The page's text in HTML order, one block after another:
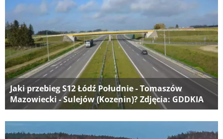
Jaki przebieg S12 Łódź Południe - Tomaszów
Mazowiecki - Sulejów (Kozenin)? Zdjęcia: GDDKIA